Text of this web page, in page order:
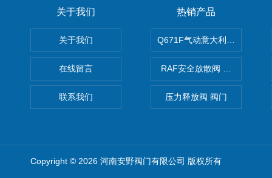
关于我们
关于我们
在线留言
联系我们
热销产品
Q671F气动意大利式薄型球阀
RAF安全放散阀 阀生产
压力释放阀 阀门
Copyright © 2026 河南安野阀门有限公司 版权所有